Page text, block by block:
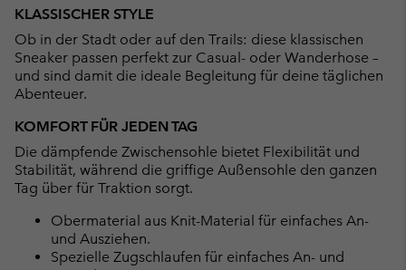
KLASSISCHER STYLE
Ob in der Stadt oder auf den Trails: diese klassischen
Sneaker passen perfekt zur Casual- oder Wanderhose –
und sind damit die ideale Begleitung für deine täglichen
Abenteuer.
KOMFORT FÜR JEDEN TAG
Die dämpfende Zwischensohle bietet Flexibilität und
Stabilität, während die griffige Außensohle den ganzen
Tag über für Traktion sorgt.
Obermaterial aus Knit-Material für einfaches An-
und Ausziehen.
Spezielle Zugschlaufen für einfaches An- und